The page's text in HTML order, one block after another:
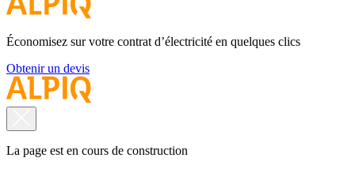
Économisez sur votre contrat d’électricité en quelques clics
Obtenir un devis
La page est en cours de construction